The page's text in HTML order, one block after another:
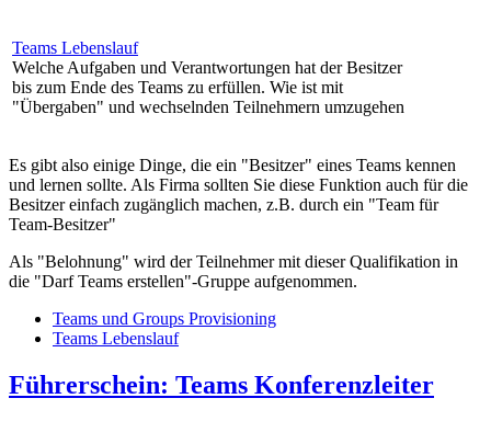
Teams Lebenslauf
Welche Aufgaben und Verantwortungen hat der Besitzer
bis zum Ende des Teams zu erfüllen. Wie ist mit
"Übergaben" und wechselnden Teilnehmern umzugehen
Es gibt also einige Dinge, die ein "Besitzer" eines Teams kennen
und lernen sollte. Als Firma sollten Sie diese Funktion auch für die
Besitzer einfach zugänglich machen, z.B. durch ein "Team für
Team-Besitzer"
Als "Belohnung" wird der Teilnehmer mit dieser Qualifikation in
die "Darf Teams erstellen"-Gruppe aufgenommen.
Teams und Groups Provisioning
Teams Lebenslauf
Führerschein: Teams Konferenzleiter